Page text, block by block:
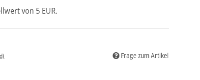
von 5 EUR.
Frage zum Artikel